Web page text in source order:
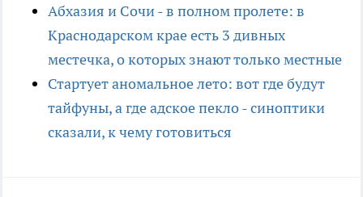
Абхазия и Сочи - в полном пролете: в
Краснодарском крае есть 3 дивных
местечка, о которых знают только местные
Стартует аномальное лето: вот где будут
тайфуны, а где адское пекло - синоптики
сказали, к чему готовиться